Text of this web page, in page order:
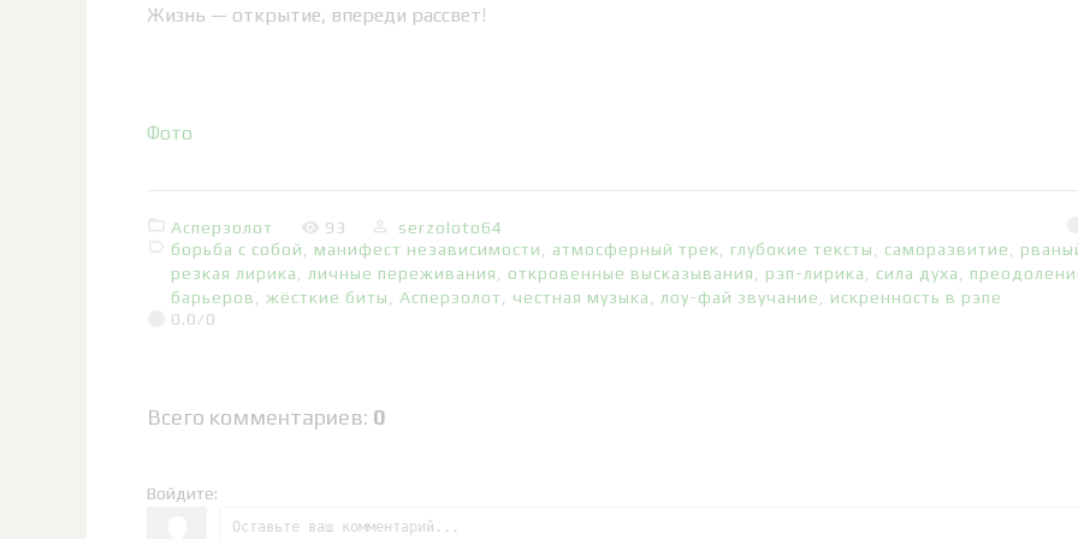
Жизнь — открытие, впереди рассвет!
Фото
Асперзолот 93
serzoloto64
борьба с собой
манифест независимости атмосферный трек глубокие тексты саморазвитие
резкая лирика
личные переживания откровенные высказывания рэп-лирика сила духа
барьеров
жёсткие биты Асперзолот честная музыка лоу-фай звучание
искренность в рэпе
0.0/0
Всего комментариев: 0
Войдите: